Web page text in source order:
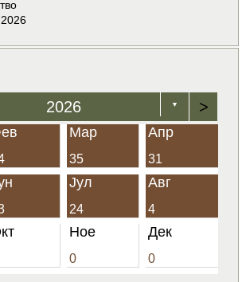
2026 ▼ >
Мар
35
Апр
31
Јул
24
Авг
4
Ное
0
Дек
0